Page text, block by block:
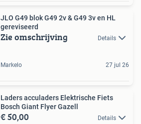
JLO G49 blok G49 2v & G49 3v en HL
gereviseerd
Zie omschrijving Details
Markelo 27 jul 26
Laders acculaders Elektrische Fiets
Bosch Giant Flyer Gazell
€ 50,00 Details